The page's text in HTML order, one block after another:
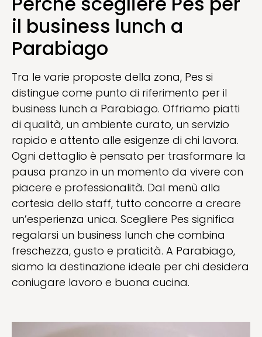
il business lunch a
Parabiago
Tra le varie proposte della zona, Pes si
distingue come punto di riferimento per il
business lunch a Parabiago. Offriamo piatti
di qualità, un ambiente curato, un servizio
rapido e attento alle esigenze di chi lavora.
Ogni dettaglio è pensato per trasformare la
pausa pranzo in un momento da vivere con
piacere e professionalità. Dal menù alla
cortesia dello staff, tutto concorre a creare
un’esperienza unica. Scegliere Pes significa
regalarsi un business lunch che combina
freschezza, gusto e praticità. A Parabiago,
siamo la destinazione ideale per chi desidera
coniugare lavoro e buona cucina.